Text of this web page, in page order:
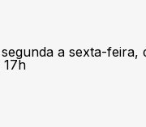
a sexta-feira,
17h